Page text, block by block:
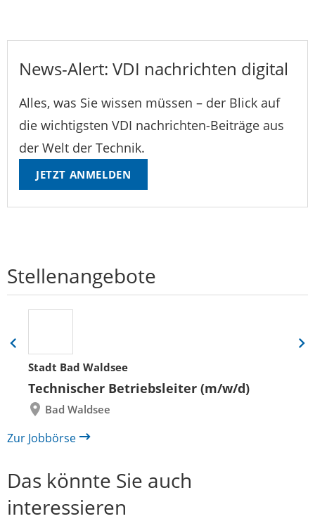
News-Alert: VDI nachrichten digital
Alles, was Sie wissen müssen – der Blick auf
die wichtigsten VDI nachrichten-Beiträge aus
der Welt der Technik.
JETZT ANMELDEN
Stellenangebote
Stadt Bad Waldsee
Technischer Betriebsleiter (m/w/d)
Bad Waldsee
Folie
zurück
Eine
Zur Jobbörse
Das könnte Sie auch
interessieren